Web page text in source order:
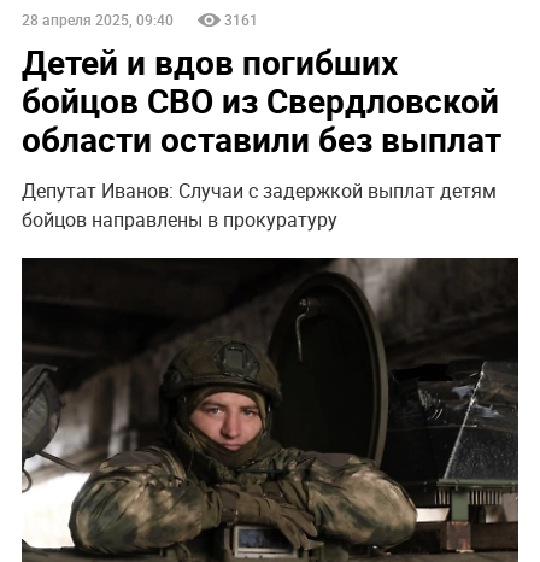
28 апреля 2025, 09:40 3161
Детей и вдов погибших
бойцов СВО из Свердловской
области оставили без выплат
Депутат Иванов: Случаи с задержкой выплат детям
бойцов направлены в прокуратуру